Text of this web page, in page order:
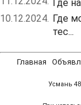
Где
10.12.2024. Где
тес...
Главная
Усмань